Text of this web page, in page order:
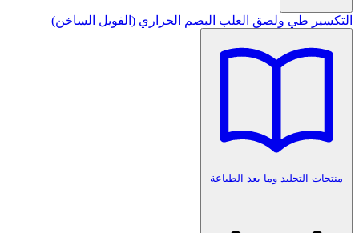
التكسير طي ولصق العلب البصم الحراري (الفويل الساخن)
منتجات التجليد وما بعد الطباعة